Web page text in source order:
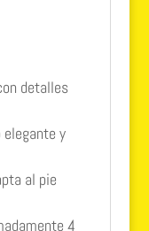
detalles
y
al pie
4